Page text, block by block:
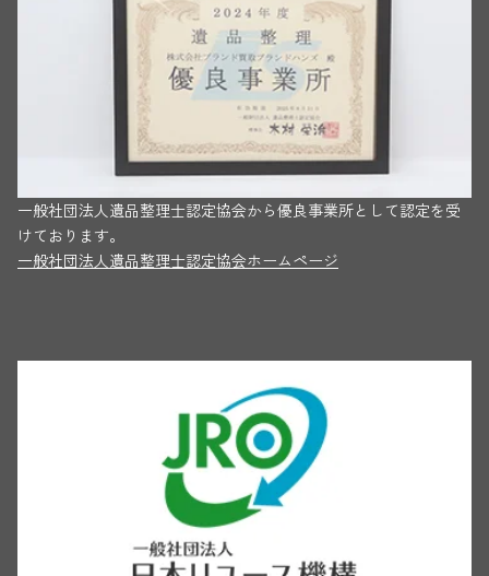
一般社団法人遺品整理士認定協会から優良事業所として認定を受
けております。
一般社団法人遺品整理士認定協会ホームページ